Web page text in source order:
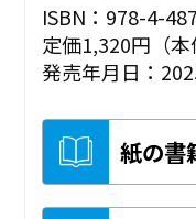
ISBN：978-4-
定価1,320円（本
発売年月日：
紙の書